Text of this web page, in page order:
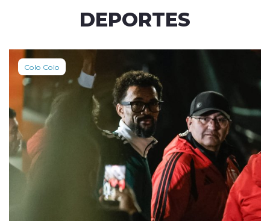
DEPORTES
Colo Colo